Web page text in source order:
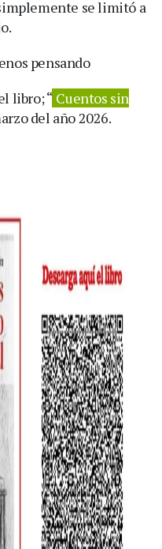
se limitó a
pensando
libro; “ Cuentos sin
del año 2026.